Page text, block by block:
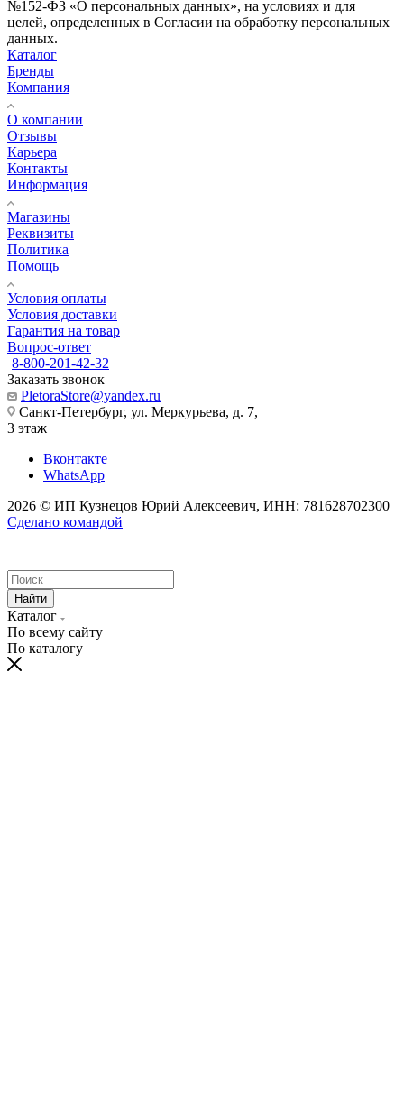
№152-ФЗ «О персональных данных», на условиях и для
целей, определенных в Согласии на обработку персональных
данных.
Каталог
Бренды
Компания
О компании
Отзывы
Карьера
Контакты
Информация
Магазины
Реквизиты
Политика
Помощь
Условия оплаты
Условия доставки
Гарантия на товар
Вопрос-ответ
8-800-201-42-32
Заказать звонок
PletoraStore@yandex.ru
Санкт-Петербург, ул. Меркурьева, д. 7,
3 этаж
Вконтакте
WhatsApp
2026 © ИП Кузнецов Юрий Алексеевич, ИНН: 781628702300
Сделано командой
Найти
Каталог
По всему сайту
По каталогу